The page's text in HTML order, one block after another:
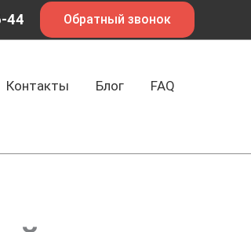
44 Обратный звонок
Контакты Блог
FAQ